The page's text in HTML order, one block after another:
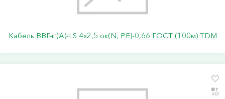
Кабель ВВГнг(А)-LS 4х2,5 ок(N, PE)-0,66 ГОСТ (100м) TDM